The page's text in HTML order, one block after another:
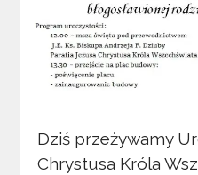
Dziś przeżywamy
Chrystusa Króla